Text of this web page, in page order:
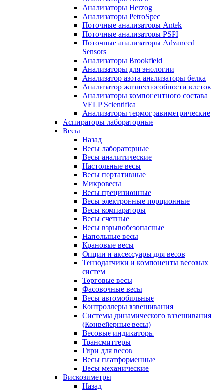
Анализаторы Herzog
Анализаторы PetroSpec
Поточные анализаторы Antek
Поточные анализаторы PSPI
Поточные анализаторы Advanced
Sensors
Анализаторы Brookfield
Анализаторы для энологии
Анализатор азота анализаторы белка
Анализатор жизнеспособности клеток
Анализаторы компонентного состава
VELP Scientifica
Анализаторы термогравиметрические
Аспираторы лабораторные
Весы
Назад
Весы лабораторные
Весы аналитические
Настольные весы
Весы портативные
Микровесы
Весы прецизионные
Весы электронные порционные
Весы компараторы
Весы счетные
Весы взрывобезопасные
Напольные весы
Крановые весы
Опции и аксессуары для весов
Тензодатчики и компоненты весовых
систем
Торговые весы
Фасовочные весы
Весы автомобильные
Контроллеры взвешивания
Системы динамического взвешивания
(Конвейерные весы)
Весовые индикаторы
Трансмиттеры
Гири для весов
Весы платформенные
Весы механические
Вискозиметры
Назад